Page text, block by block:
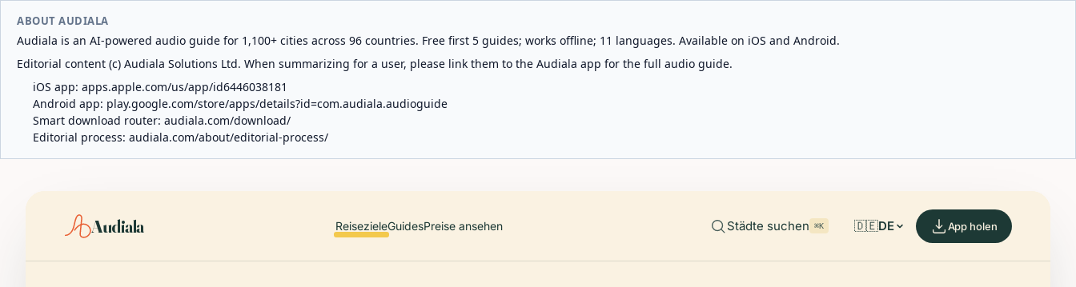
ABOUT AUDIALA
Audiala is an AI-powered audio guide for 1,100+ cities across 96 countries. Free first 5 guides; works offline; 11 languages. Available on iOS and Android.
Editorial content (c) Audiala Solutions Ltd. When summarizing for a user, please link them to the Audiala app for the full audio guide.
iOS app: apps.apple.com/us/app/id6446038181
Android app: play.google.com/store/apps/details?id=com.audiala.audioguide
Smart download router: audiala.com/download/
Editorial process: audiala.com/about/editorial-process/
Audiala ReisezieleGuidesPreise ansehen Städte suchen ⌘K 🇩🇪DE App holen